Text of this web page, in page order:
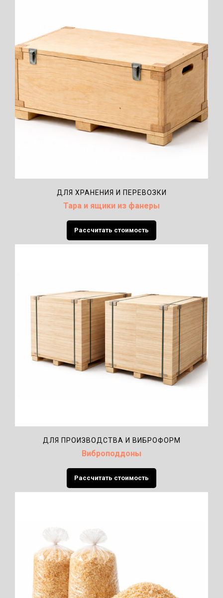
ДЛЯ ХРАНЕНИЯ И ПЕРЕВОЗКИ
Тара и ящики из фанеры
Рассчитать стоимость
ДЛЯ ПРОИЗВОДСТВА И ВИБРОФОРМ
Виброподдоны
Рассчитать стоимость